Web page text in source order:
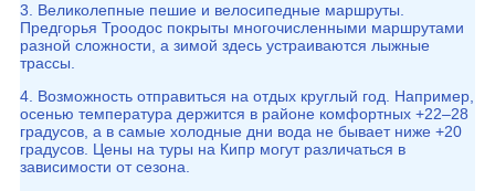
3. Великолепные пешие и велосипедные маршруты.
Предгорья Троодос покрыты многочисленными маршрутами
разной сложности, а зимой здесь устраиваются лыжные
трассы.
4. Возможность отправиться на отдых круглый год. Например,
осенью температура держится в районе комфортных +22–28
градусов, а в самые холодные дни вода не бывает ниже +20
градусов. Цены на туры на Кипр могут различаться в
зависимости от сезона.